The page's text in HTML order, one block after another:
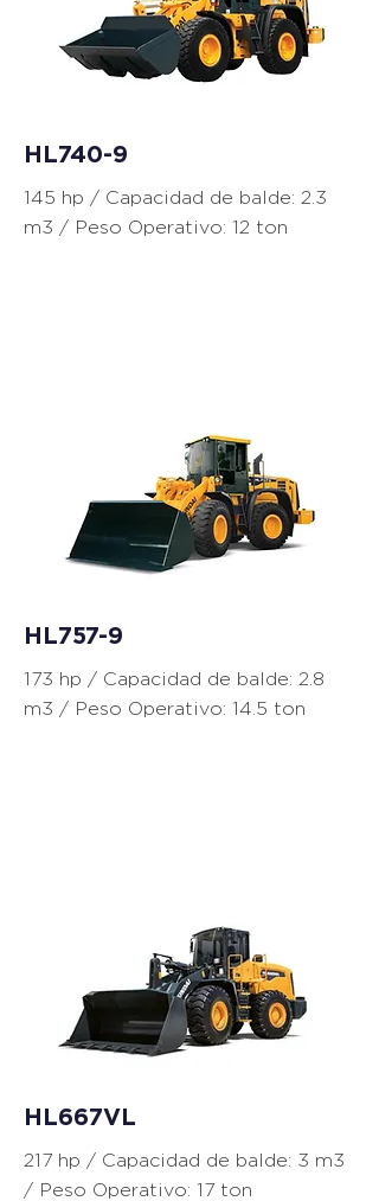
HL740-9
145 hp / Capacidad de balde: 2.3
m3 / Peso Operativo: 12 ton
HL757-9
173 hp / Capacidad de balde: 2.8
m3 / Peso Operativo: 14.5 ton
HL667VL
217 hp / Capacidad de balde: 3 m3
/ Peso Operativo: 17 ton